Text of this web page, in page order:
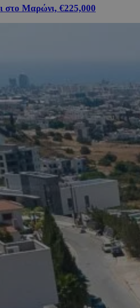
στο Μαρώνι, €225,000